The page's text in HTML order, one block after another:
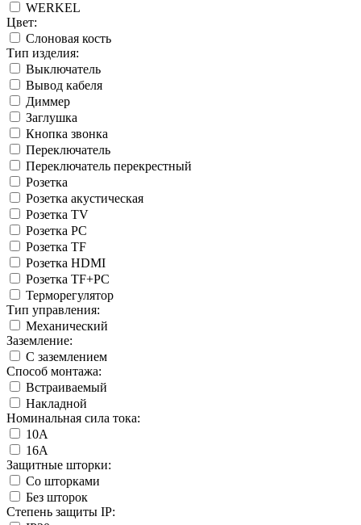
WERKEL
Цвет:
Слоновая кость
Тип изделия:
Выключатель
Вывод кабеля
Диммер
Заглушка
Кнопка звонка
Переключатель
Переключатель перекрестный
Розетка
Розетка акустическая
Розетка TV
Розетка PC
Розетка TF
Розетка HDMI
Розетка TF+PC
Терморегулятор
Тип управления:
Механический
Заземление:
С заземлением
Способ монтажа:
Встраиваемый
Накладной
Номинальная сила тока:
10А
16А
Защитные шторки:
Со шторками
Без шторок
Степень защиты IP: